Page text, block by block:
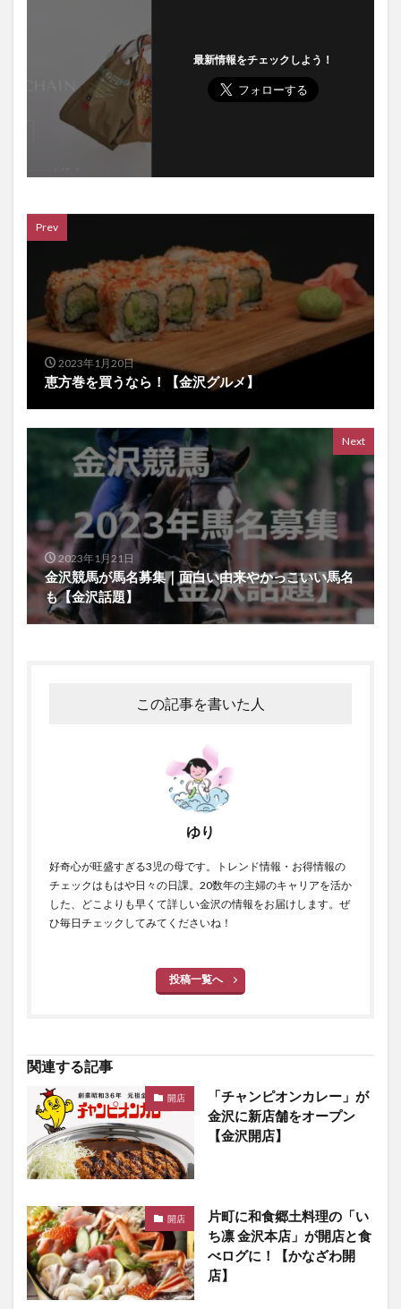
最新情報をチェックしよう！
Prev
2023年1月20日
恵方巻を買うなら！【金沢グルメ】
Next
2023年1月21日
金沢競馬が馬名募集｜面白い由来やかっこいい馬名
も【金沢話題】
この記事を書いた人
ゆり
好奇心が旺盛すぎる3児の母です。トレンド情報・お得情報の
チェックはもはや日々の日課。20数年の主婦のキャリアを活か
した、どこよりも早くて詳しい金沢の情報をお届けします。ぜ
ひ毎日チェックしてみてくださいね！
投稿一覧へ
関連する記事
開店
「チャンピオンカレー」が
金沢に新店舗をオープン
【金沢開店】
開店
片町に和食郷土料理の「い
ち凛 金沢本店」が開店と食
べログに！【かなざわ開
店】